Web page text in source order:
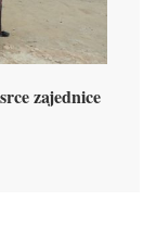
zajednice